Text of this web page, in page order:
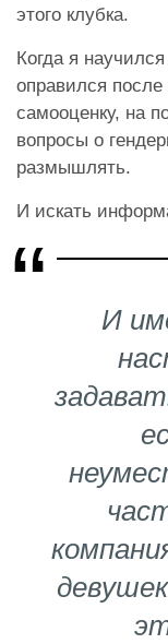
этого клубка.
Когда я
оправился
самооценку, на
вопросы о
размышлять.
И искать
И